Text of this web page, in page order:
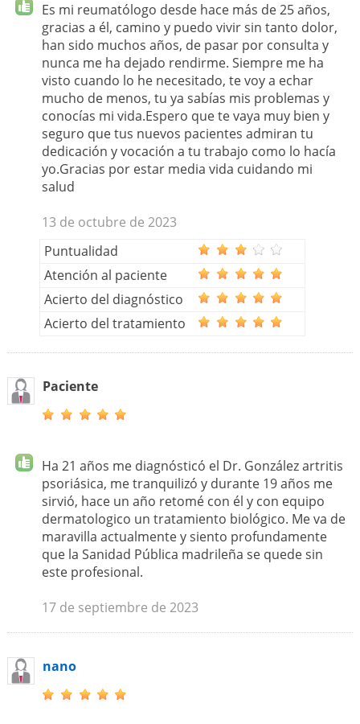
Es mi reumatólogo desde hace más de 25 años,
gracias a él, camino y puedo vivir sin tanto dolor,
han sido muchos años, de pasar por consulta y
nunca me ha dejado rendirme. Siempre me ha
visto cuando lo he necesitado, te voy a echar
mucho de menos, tu ya sabías mis problemas y
conocías mi vida.Espero que te vaya muy bien y
seguro que tus nuevos pacientes admiran tu
dedicación y vocación a tu trabajo como lo hacía
yo.Gracias por estar media vida cuidando mi
salud
13 de octubre de 2023
Puntualidad
Atención al paciente
Acierto del diagnóstico
Acierto del tratamiento
Paciente
Ha 21 años me diagnósticó el Dr. González artritis
psoriásica, me tranquilizó y durante 19 años me
sirvió, hace un año retomé con él y con equipo
dermatologico un tratamiento biológico. Me va de
maravilla actualmente y siento profundamente
que la Sanidad Pública madrileña se quede sin
este profesional.
17 de septiembre de 2023
nano